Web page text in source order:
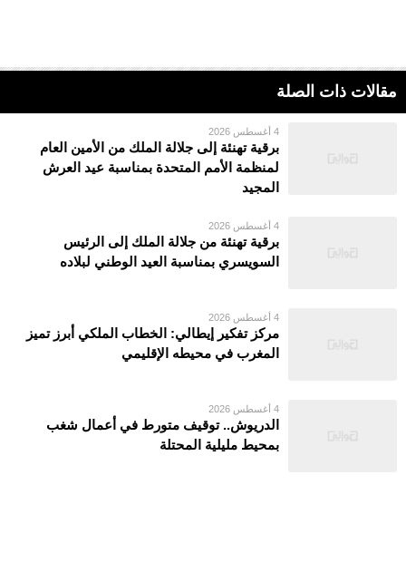
مقالات ذات الصلة
4 أغسطس 2026
برقية تهنئة إلى جلالة الملك من الأمين العام
لمنظمة الأمم المتحدة بمناسبة عيد العرش
المجيد
4 أغسطس 2026
برقية تهنئة من جلالة الملك إلى الرئيس
السويسري بمناسبة العيد الوطني لبلاده
4 أغسطس 2026
مركز تفكير إيطالي: الخطاب الملكي أبرز تميز
المغرب في محيطه الإقليمي
4 أغسطس 2026
الدريوش.. توقيف متورط في أعمال شغب
بمحيط مليلية المحتلة